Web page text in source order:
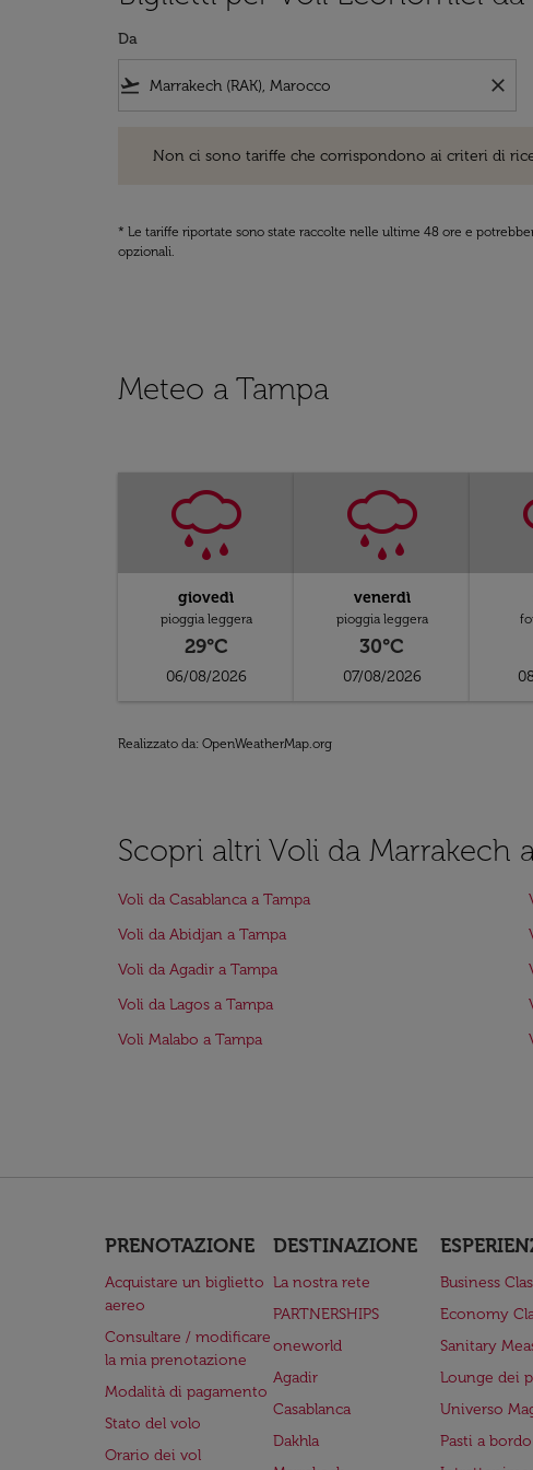
Da
flight_takeoff close
Non ci sono tariffe che corrispondono ai criteri di
* Le tariffe riportate sono state raccolte nelle ultime 48 ore e
opzionali.
Meteo a Tampa
giovedì
pioggia leggera
29°C
06/08/2026
venerdì
pioggia leggera
30°C
07/08/2026
Realizzato da: OpenWeatherMap.org
Scopri altri Voli da Marrakech
Voli da Casablanca a Tampa
Voli da Abidjan a Tampa
Voli da Agadir a Tampa
Voli da Lagos a Tampa
Voli Malabo a Tampa
PRENOTAZIONE
Acquistare un biglietto
aereo
Consultare / modificare
la mia prenotazione
Modalità di pagamento
Stato del volo
Orario dei vol
DESTINAZIONE
La nostra rete
PARTNERSHIPS
oneworld
Agadir
Casablanca
Dakhla
Business
Economy
Sanitary
Lounge dei
Universo
Pasti a bordo